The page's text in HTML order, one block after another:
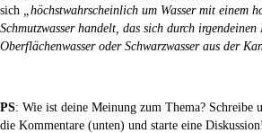
sich
„höchstwahrscheinlich um Wasser mit einem
Schmutzwasser handelt, das sich durch irgendeinen
Oberflächenwasser oder Schwarzwasser aus der
PS: Wie ist deine Meinung zum Thema? Schreibe
die Kommentare (unten) und starte eine Diskussion!